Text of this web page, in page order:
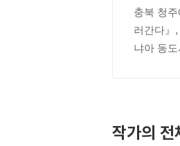
충북 청
러간다』
냐아 동
작가의 전